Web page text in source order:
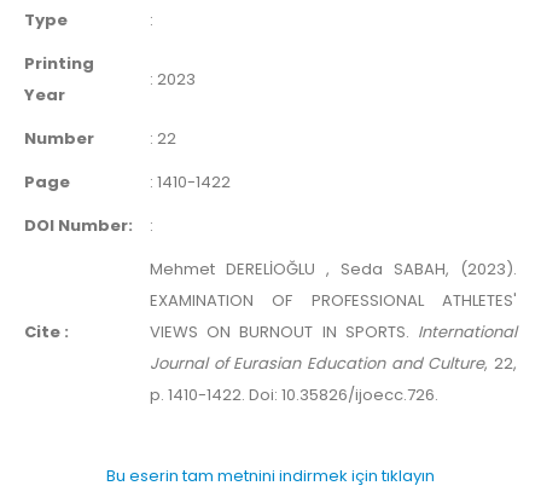
Type
:
Printing
Year
: 2023
Number : 22
Page
: 1410-1422
DOI Number:
:
Cite :
Mehmet DERELİOĞLU , Seda SABAH, (2023).
EXAMINATION OF PROFESSIONAL ATHLETES'
VIEWS ON BURNOUT IN SPORTS. International
Journal of Eurasian Education and Culture, 22,
p. 1410-1422. Doi: 10.35826/ijoecc.726.
Bu eserin tam metnini indirmek için tıklayın